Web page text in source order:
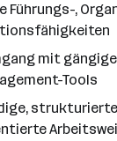
Führungs-,
mit
Tools